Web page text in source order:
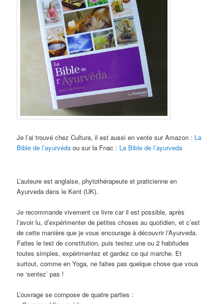
Je l’ai trouvé chez Cultura, il est aussi en vente sur Amazon : La
Bible de l’ayurvéda ou sur la Fnac : La Bible de l’ayurveda
L’auteure est anglaise, phytothérapeute et praticienne en
Ayurveda dans le Kent (UK).
Je recommande vivement ce livre car il est possible, après
l’avoir lu, d’expérimenter de petites choses au quotidien, et c’est
de cette manière que je vous encourage à découvrir l’Ayurveda.
Faites le test de constitution, puis testez une ou 2 habitudes
toutes simples, expérimentez et gardez ce qui marche. Et
surtout, comme en Yoga, ne faites pas quelque chose que vous
ne ‘sentez’ pas !
L’ouvrage se compose de quatre parties :